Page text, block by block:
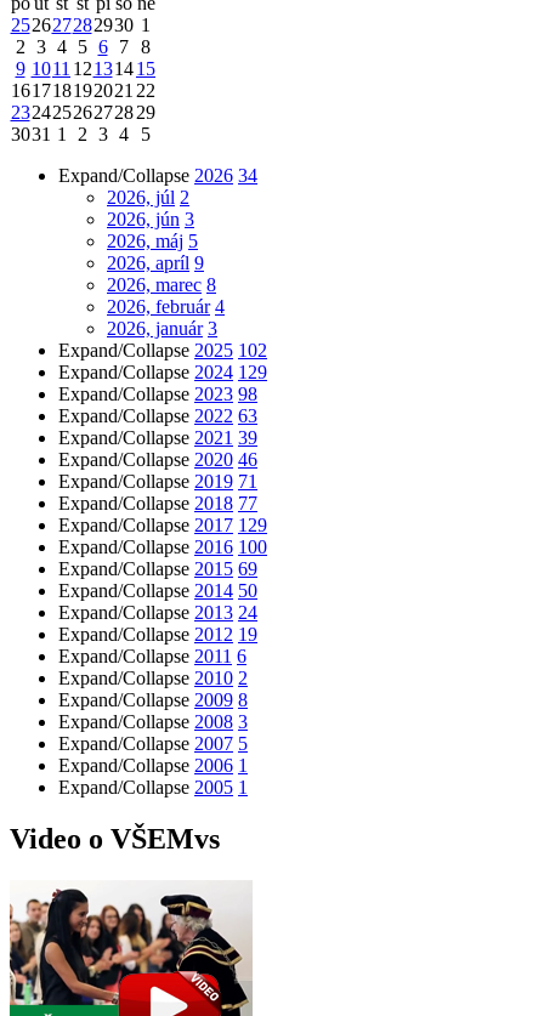
252627282930 1
2 3 4 5 6 7 8
9 1011 12131415
161718192021 22
23242526272829
3031 1 2 3 4
5
Expand/Collapse 2026 34
2026, júl 2
2026, jún 3
2026, máj 5
2026, apríl 9
2026, marec 8
2026, február 4
2026, január 3
Expand/Collapse 2025 102
Expand/Collapse 2024 129
Expand/Collapse 2023 98
Expand/Collapse 2022 63
Expand/Collapse 2021 39
Expand/Collapse 2020 46
Expand/Collapse 2019 71
Expand/Collapse 2018 77
Expand/Collapse 2017 129
Expand/Collapse 2016 100
Expand/Collapse 2015 69
Expand/Collapse 2014 50
Expand/Collapse 2013 24
Expand/Collapse 2012 19
Expand/Collapse 2011 6
Expand/Collapse 2010 2
Expand/Collapse 2009 8
Expand/Collapse 2008 3
Expand/Collapse 2007 5
Expand/Collapse 2006 1
Expand/Collapse 2005 1
Video o VŠEMvs